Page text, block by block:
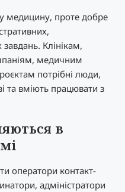
медицину, проте добре
завдань. Клінікам,
медичним
потрібні люди,
та вміють працювати з
в
оператори контакт-
адміністратори